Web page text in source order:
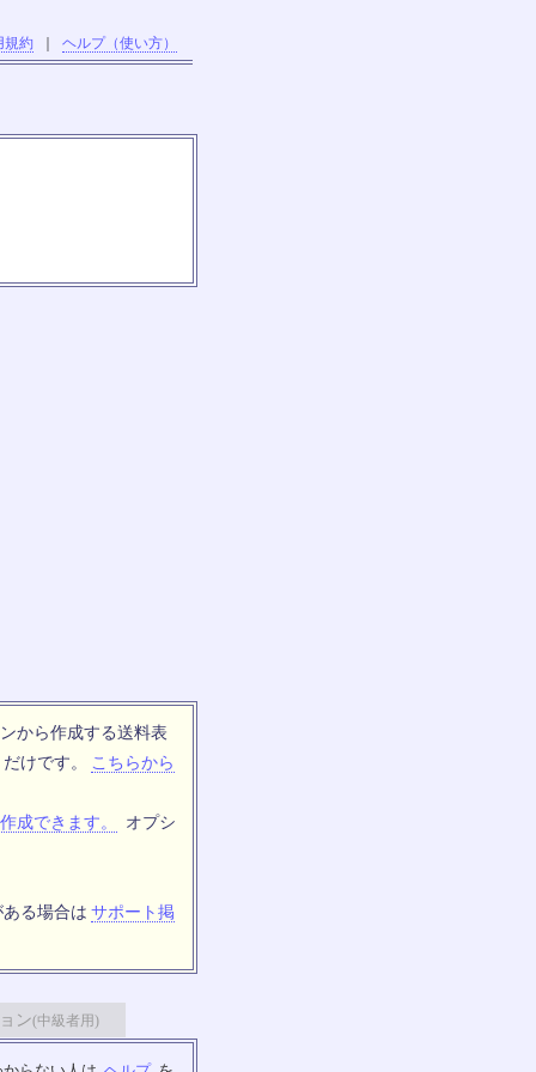
規約 ヘルプ（使い方）
から作成する送料表
けです。
こちらから
成できます。 オプシ
る場合は サポート掲
ン(中級者用)